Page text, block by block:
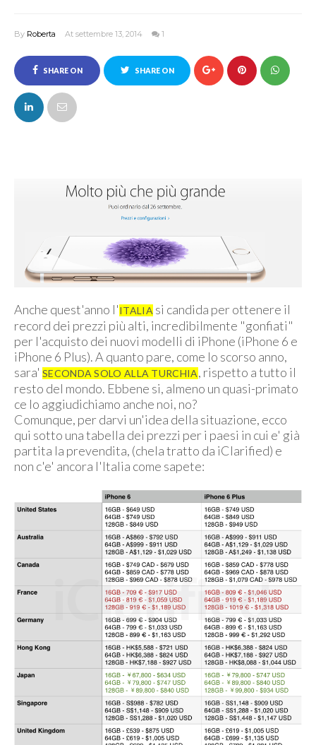
By Roberta At settembre 13, 2014 1
SHARE ON
FACEBOOK
SHARE ON
Anche quest'anno l'ITALIAsi candida per ottenere il
record dei prezzi più alti, incredibilmente "gonfiati"
per l'acquisto dei nuovi modelli di iPhone (iPhone 6 e
iPhone 6 Plus). A quanto pare, come lo scorso anno,
sara' SECONDA SOLO ALLA TURCHIA, rispetto a tutto il
resto del mondo. Ebbene si, almeno un quasi-primato
ce lo aggiudichiamo anche noi, no?
Comunque, per darvi un'idea della situazione, ecco
qui sotto una tabella dei prezzi per i paesi in cui e' già
partita la prevendita, (chela tratto da iClarified) e
non c'e' ancora l'Italia come sapete: